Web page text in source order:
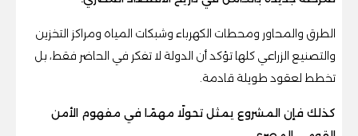
الطرق والمحاور ومحطات الكهرباء وشبكات المياه ومراكز التخزين
والتصنيع الزراعي كلها تؤكد أن الدولة لا تفكر في الحاضر فقط، بل
تخطط لعقود طويلة قادمة.
كذلك فإن المشروع يمثل تحولًا مهمًا في مفهوم الأمن